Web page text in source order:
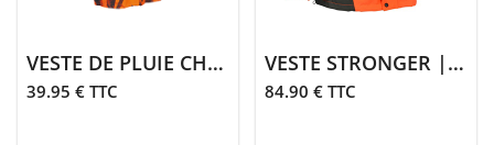
VESTE DE PLUIE CHASSE | GHOSTCAMO
39.95 € TTC
VESTE STRONGER | ORANGE
84.90 € TTC